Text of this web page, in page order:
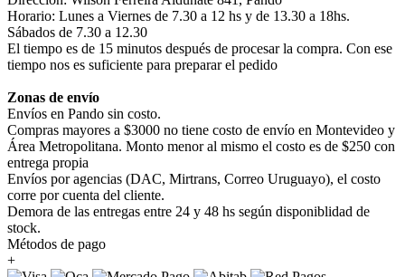
Horario: Lunes a Viernes de 7.30 a 12 hs y de 13.30 a 18hs.
Sábados de 7.30 a 12.30
El tiempo es de 15 minutos después de procesar la compra. Con ese
tiempo nos es suficiente para preparar el pedido
Zonas de envío
Envíos en Pando sin costo.
Compras mayores a $3000 no tiene costo de envío en Montevideo y
Área Metropolitana. Monto menor al mismo el costo es de $250 con
entrega propia
Envíos por agencias (DAC, Mirtrans, Correo Uruguayo), el costo
corre por cuenta del cliente.
Demora de las entregas entre 24 y 48 hs según disponiblidad de
stock.
Métodos de pago
+